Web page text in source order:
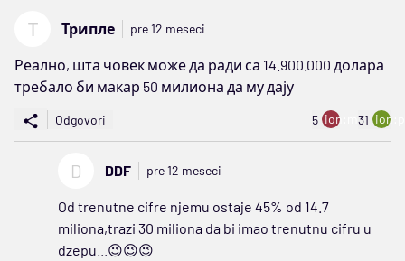
Т Трипле pre 12 meseci
Реално, шта човек може да ради са 14.900.000 долара
требало би макар 50 милиона да му дају
Odgovori 5 ion:minus
31
D DDF pre 12 meseci
Od trenutne cifre njemu ostaje 45% od 14.7
miliona,trazi 30 miliona da bi imao trenutnu cifru u
dzepu...😉😉😉